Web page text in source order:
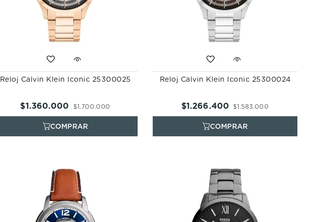
Reloj Calvin Klein Iconic 25300025
$1.700.000
$1 .360.000
Reloj Calvin Klein Iconic 25300024
$1 .583.000
$1 .266.400